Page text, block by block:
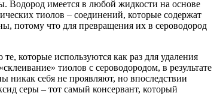
Водород имеется в любой жидкости на основе
тиолов – соединений, которые содержат
потому что для превращения их в сероводород
которые используются как раз для удаления
«склеивание» тиолов с сероводородом, в результате
никак себя не проявляют, но впоследствии
серы – тот самый консервант, который